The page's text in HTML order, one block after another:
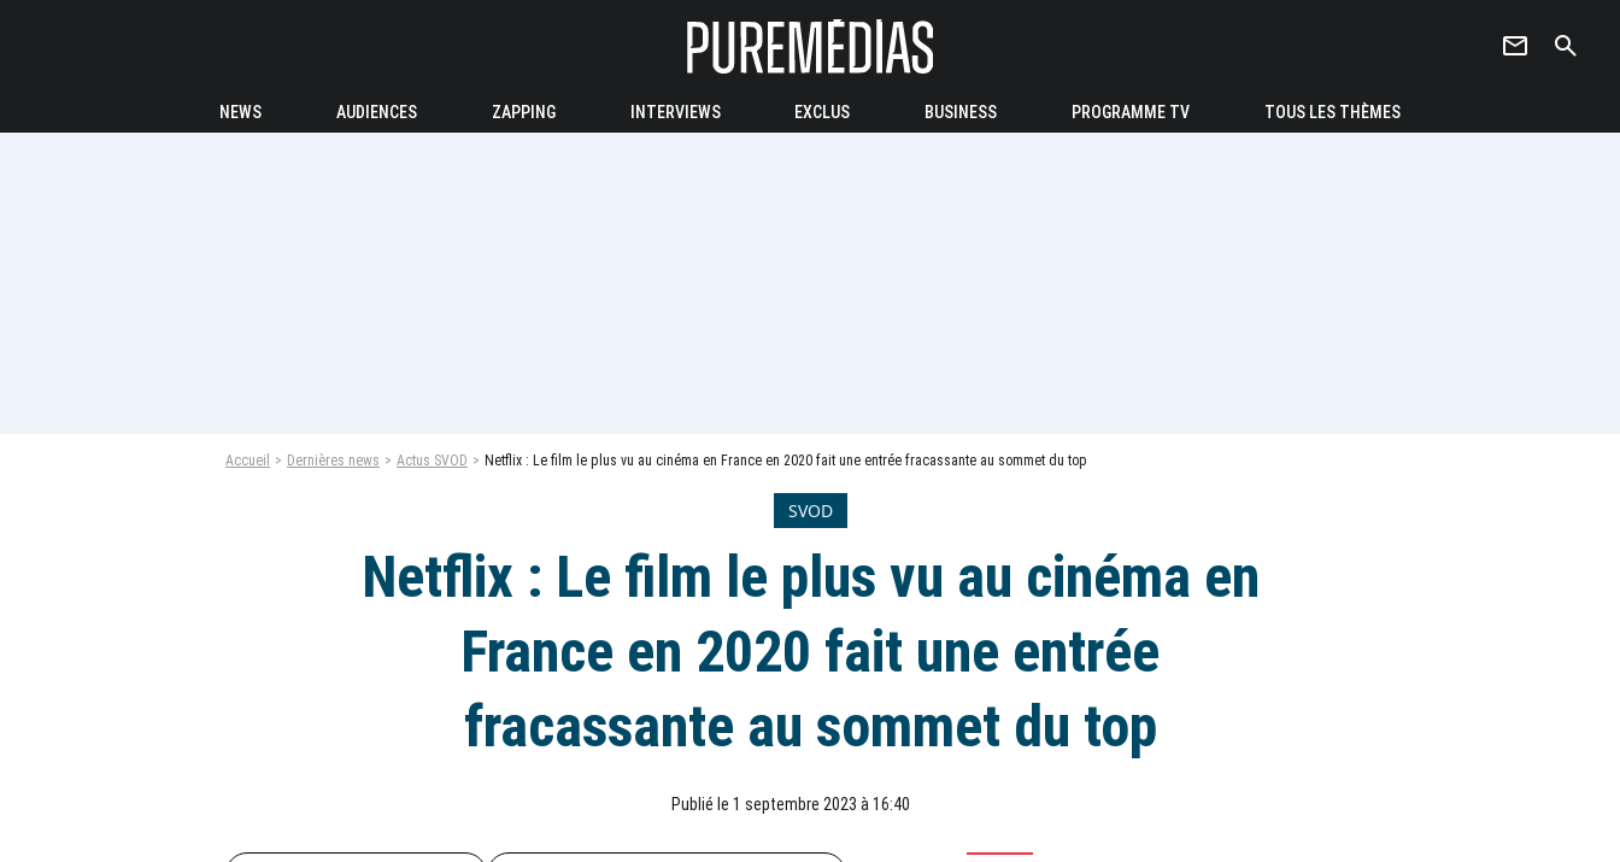
newsletter search
NEWS AUDIENCES ZAPPING INTERVIEWS EXCLUS BUSINESS PROGRAMME TV TOUS LES THÈMES
Accueil Dernières news Actus SVOD Netflix : Le film le plus vu au cinéma en France en 2020 fait une entrée fracassante au sommet du top
SVOD
Netflix : Le film le plus vu au cinéma en
France en 2020 fait une entrée
fracassante au sommet du top
Publié le 1 septembre 2023 à 16:40